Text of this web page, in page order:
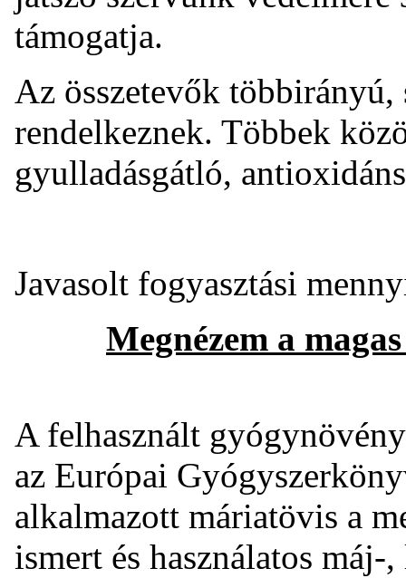
támogatja.
Az összetevők
rendelkeznek. Többek
gyulladásgátló,
Javasolt fogyasztási
Megnézem a
A felhasznált
az Európai
alkalmazott máriatövis a
ismert és használatos máj-